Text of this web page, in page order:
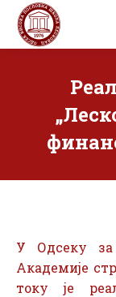
У Одсеку за
Академије
току је